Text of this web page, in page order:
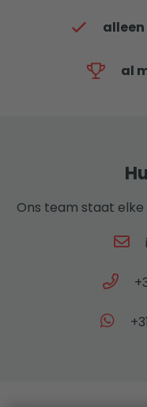
al
Ons team staat